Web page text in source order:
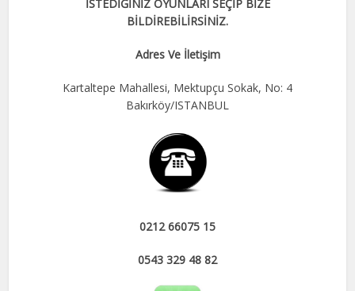
İSTEDİĞİNİZ OYUNLARI SEÇİP BİZE
BİLDİREBİLİRSİNİZ.
Adres Ve İletişim
Kartaltepe Mahallesi, Mektupçu Sokak, No: 4
Bakırköy/ISTANBUL
0212 66075 15
0543 329 48 82